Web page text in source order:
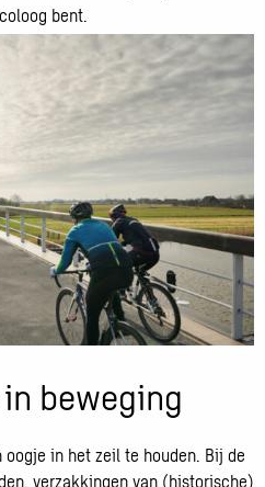
bent.
beweging
in het zeil te houden. Bij de
verzakkingen van (historische)